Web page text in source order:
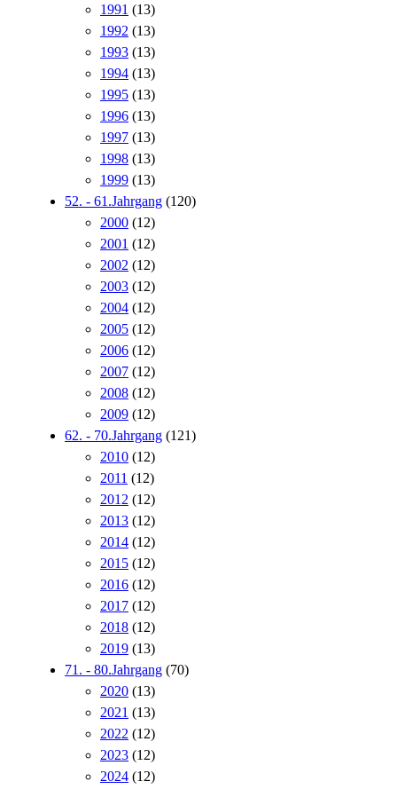
1991 (13)
1992 (13)
1993 (13)
1994 (13)
1995 (13)
1996 (13)
1997 (13)
1998 (13)
1999 (13)
52. - 61.Jahrgang (120)
2000 (12)
2001 (12)
2002 (12)
2003 (12)
2004 (12)
2005 (12)
2006 (12)
2007 (12)
2008 (12)
2009 (12)
62. - 70.Jahrgang (121)
2010 (12)
2011 (12)
2012 (12)
2013 (12)
2014 (12)
2015 (12)
2016 (12)
2017 (12)
2018 (12)
2019 (13)
71. - 80.Jahrgang (70)
2020 (13)
2021 (13)
2022 (12)
2023 (12)
2024 (12)